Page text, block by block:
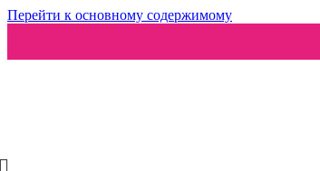
Перейти к основному содержимому